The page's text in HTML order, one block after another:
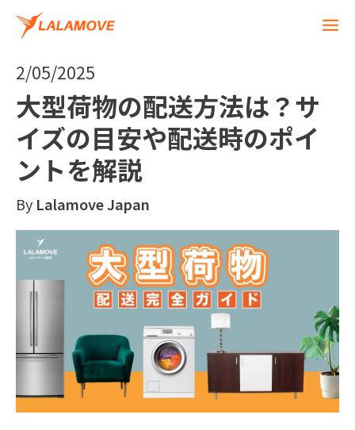
2/05/2025
大型荷物の配送方法は？サ
イズの目安や配送時のポイ
ントを解説
By Lalamove Japan